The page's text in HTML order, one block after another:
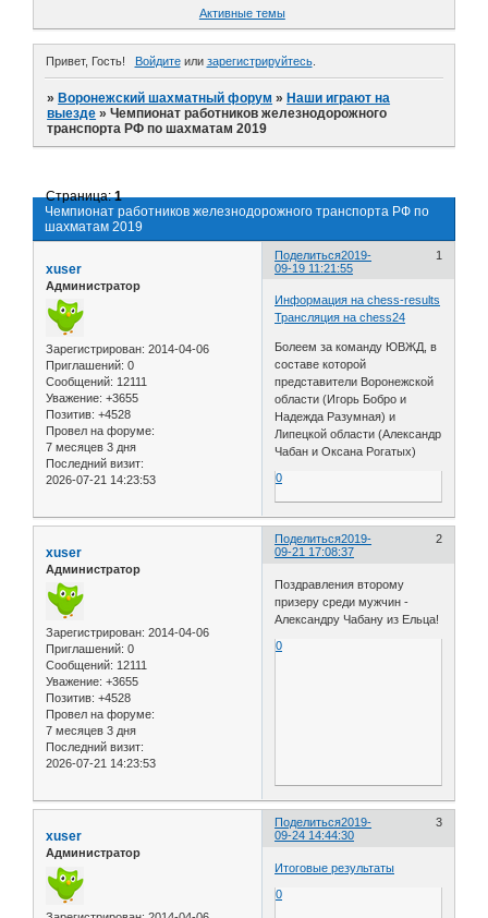
Активные темы
Привет, Гость! Войдитеили зарегистрируйтесь.
»Воронежский шахматный форум »Наши играют на
выезде »Чемпионат работников железнодорожного
транспорта РФ по шахматам 2019
Чемпионат работников железнодорожного транспорта РФ по
шахматам 2019
Страница:1
Поделиться 1
2019-
09-19 11:21:55
xuser
Администратор
Зарегистрирован: 2014-04-06
Приглашений: 0
Сообщений: 12111
Уважение: +3655
Позитив: +4528
Провел на форуме:
7 месяцев 3 дня
Последний визит:
2026-07-21 14:23:53
Информация на chess-results
Трансляция на chess24
Болеем за команду ЮВЖД, в
составе которой
представители Воронежской
области (Игорь Бобро и
Надежда Разумная) и
Липецкой области (Александр
Чабан и Оксана Рогатых)
0
Поделиться 2
2019-
09-21 17:08:37
xuser
Администратор
Зарегистрирован: 2014-04-06
Приглашений: 0
Сообщений: 12111
Уважение: +3655
Позитив: +4528
Провел на форуме:
7 месяцев 3 дня
Последний визит:
2026-07-21 14:23:53
Поздравления второму
призеру среди мужчин -
Александру Чабану из Ельца!
0
Поделиться 3
2019-
09-24 14:44:30
xuser
Администратор
Итоговые результаты
0